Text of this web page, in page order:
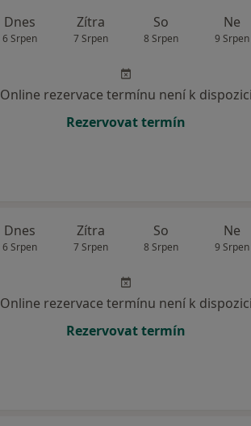
Dnes
6 Srpen
Zítra
7 Srpen
So
8 Srpen
Ne
9 Srpen
Online rezervace termínu není k dispozici
Rezervovat termín
Dnes
6 Srpen
Zítra
7 Srpen
So
8 Srpen
Ne
9 Srpen
Online rezervace termínu není k dispozici
Rezervovat termín